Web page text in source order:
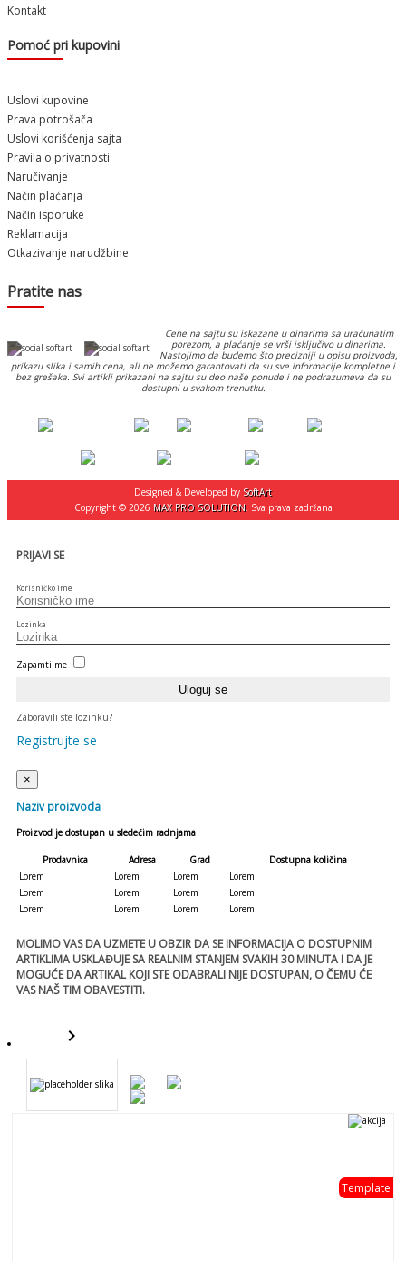
Kontakt
Pomoć pri kupovini
Uslovi kupovine
Prava potrošača
Uslovi korišćenja sajta
Pravila o privatnosti
Naručivanje
Način plaćanja
Način isporuke
Reklamacija
Otkazivanje narudžbine
Pratite nas
Cene na sajtu su iskazane u dinarima sa uračunatim
porezom, a plaćanje se vrši isključivo u dinarima.
Nastojimo da budemo što precizniji u opisu proizvoda,
prikazu slika i samih cena, ali ne možemo garantovati da su sve informacije kompletne i
bez grešaka. Svi artikli prikazani na sajtu su deo naše ponude i ne podrazumeva da su
dostupni u svakom trenutku.
Designed & Developed by SoftArt
Copyright © 2026 MAX PRO SOLUTION. Sva prava zadržana
PRIJAVI SE
Korisničko ime
Lozinka
Zapamti me
Zaboravili ste lozinku?
Registrujte se
×
Naziv proizvoda
Proizvod je dostupan u sledećim radnjama
Prodavnica Adresa Grad
Dostupna količina
Lorem
Lorem Lorem
Lorem
Lorem
Lorem Lorem
Lorem
Lorem
Lorem Lorem Lorem
MOLIMO VAS DA UZMETE U OBZIR DA SE INFORMACIJA O DOSTUPNIM
ARTIKLIMA USKLAĐUJE SA REALNIM STANJEM SVAKIH 30 MINUTA I DA JE
MOGUĆE DA ARTIKAL KOJI STE ODABRALI NIJE DOSTUPAN, O ČEMU ĆE
VAS NAŠ TIM OBAVESTITI.
keyboard_arrow_right
- 0 %
template
Template